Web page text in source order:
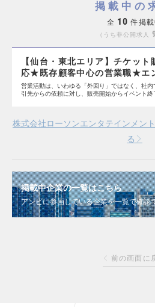
掲載中の
全 10 件掲載
うち非公開求人
【仙台・東北エリア】チケッ
応★既存顧客中心の営業職★エ
営業活動は、いわゆる「外回り」ではなく、社
引先からの依頼に対し、販売開始からイベント終
株式会社ローソンエンタテインメン
る
掲載中企業の一覧はこちら
アンビに参画している企業を一覧で確認
前の画面に